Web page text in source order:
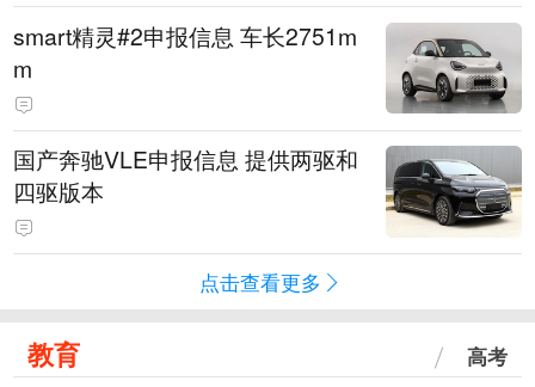
smart精灵#2申报信息 车长2751m
m
国产奔驰VLE申报信息 提供两驱和
四驱版本
点击查看更多
教育 高考